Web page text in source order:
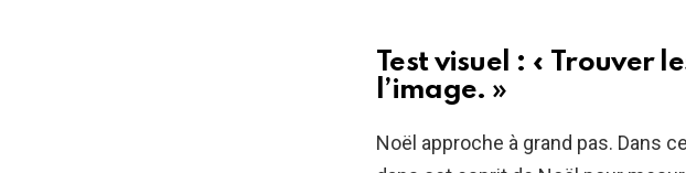
Test visuel : « Trouver
l’image. »
Noël approche à grand pas. Dans